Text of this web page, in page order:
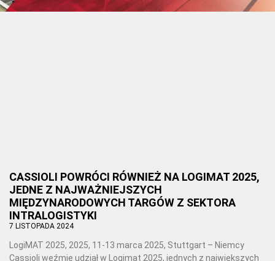
CASSIOLI POWRÓCI RÓWNIEŻ NA LOGIMAT 2025,
JEDNE Z NAJWAŻNIEJSZYCH
MIĘDZYNARODOWYCH TARGÓW Z SEKTORA
INTRALOGISTYKI
7 LISTOPADA 2024
LogiMAT 2025, 2025, 11-13 marca 2025, Stuttgart – Niemcy
Cassioli weźmie udział w Logimat 2025, jednych z największych